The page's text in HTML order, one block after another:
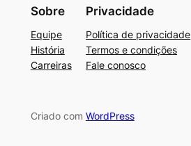
Sobre
Equipe
História
Carreiras
Privacidade
Política de privacidade
Termos e condições
Fale conosco
Criado com WordPress